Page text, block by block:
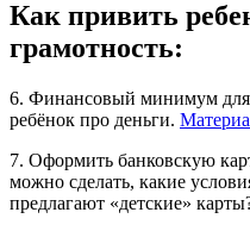
Как привить
грамотность:
6. Финансовый минимум для
ребёнок про деньги.
7. Оформить банковскую
можно сделать, какие
предлагают «детские»